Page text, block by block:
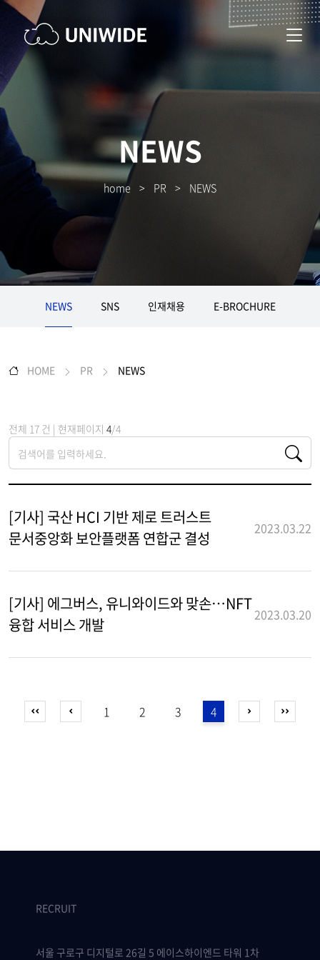
NEWS
home > PR > NEWS
NEWS SNS 인재채용 E-BROCHURE
HOME PR NEWS
전체 17 건 | 현재페이지 4/4
[기사] 국산 HCI 기반 제로 트러스트
문서중앙화 보안플랫폼 연합군 결성
2023.03.22
[기사] 에그버스, 유니와이드와 맞손…NFT
융합 서비스 개발
2023.03.20
1 2 3 4
RECRUIT
서울 구로구 디지털로 26길 5 에이스하이엔드 타워 1차